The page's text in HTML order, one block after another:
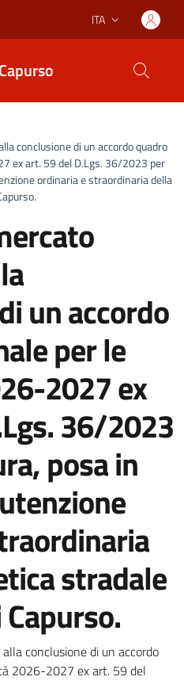
Lingua attiva:
ITA
conclusione di un accordo quadro
ex art. 59 del D.Lgs. 36/2023 per
ordinaria e straordinaria della
un accordo
per le
2027 ex
36/2023
posa in
stradale
conclusione di un accordo
2026-2027 ex art. 59 del